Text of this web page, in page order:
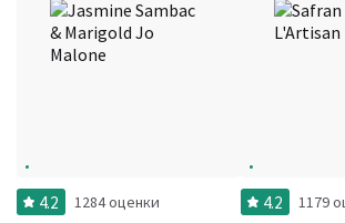
4.2 1284 оценки 4.2 1179